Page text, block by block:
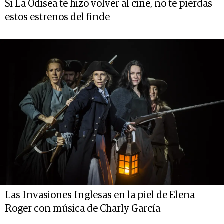
Si La Odisea te hizo volver al cine, no te pierdas
estos estrenos del finde
Las Invasiones Inglesas en la piel de Elena
Roger con música de Charly García